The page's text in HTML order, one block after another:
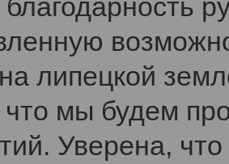
липецкой
что мы будем
Уверена,